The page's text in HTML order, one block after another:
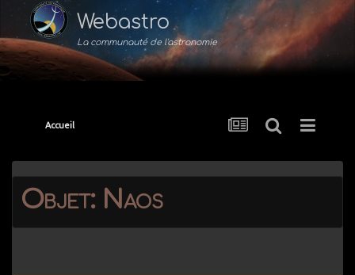
Webastro
La communauté de l'astronomie
Accueil
Objet: Naos